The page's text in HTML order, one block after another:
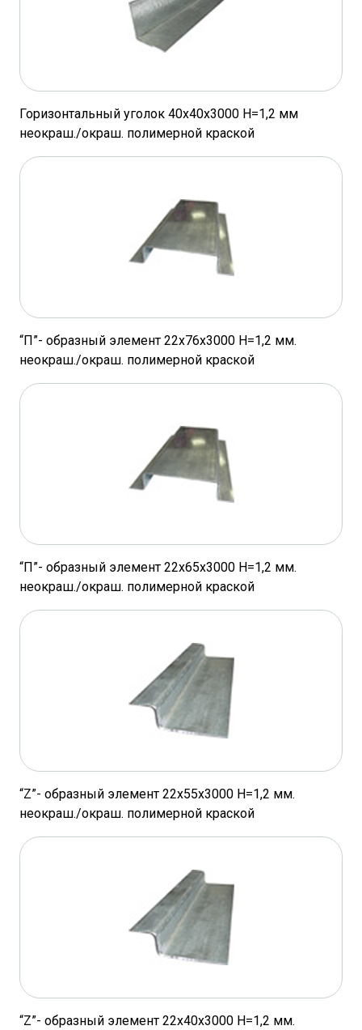
Горизонтальный уголок 40х40х3000 Н=1,2 мм
неокраш./окраш. полимерной краской
“П”- образный элемент 22х76х3000 Н=1,2 мм.
неокраш./окраш. полимерной краской
“П”- образный элемент 22х65х3000 Н=1,2 мм.
неокраш./окраш. полимерной краской
“Z”- образный элемент 22х55х3000 Н=1,2 мм.
неокраш./окраш. полимерной краской
“Z”- образный элемент 22х40х3000 Н=1,2 мм.